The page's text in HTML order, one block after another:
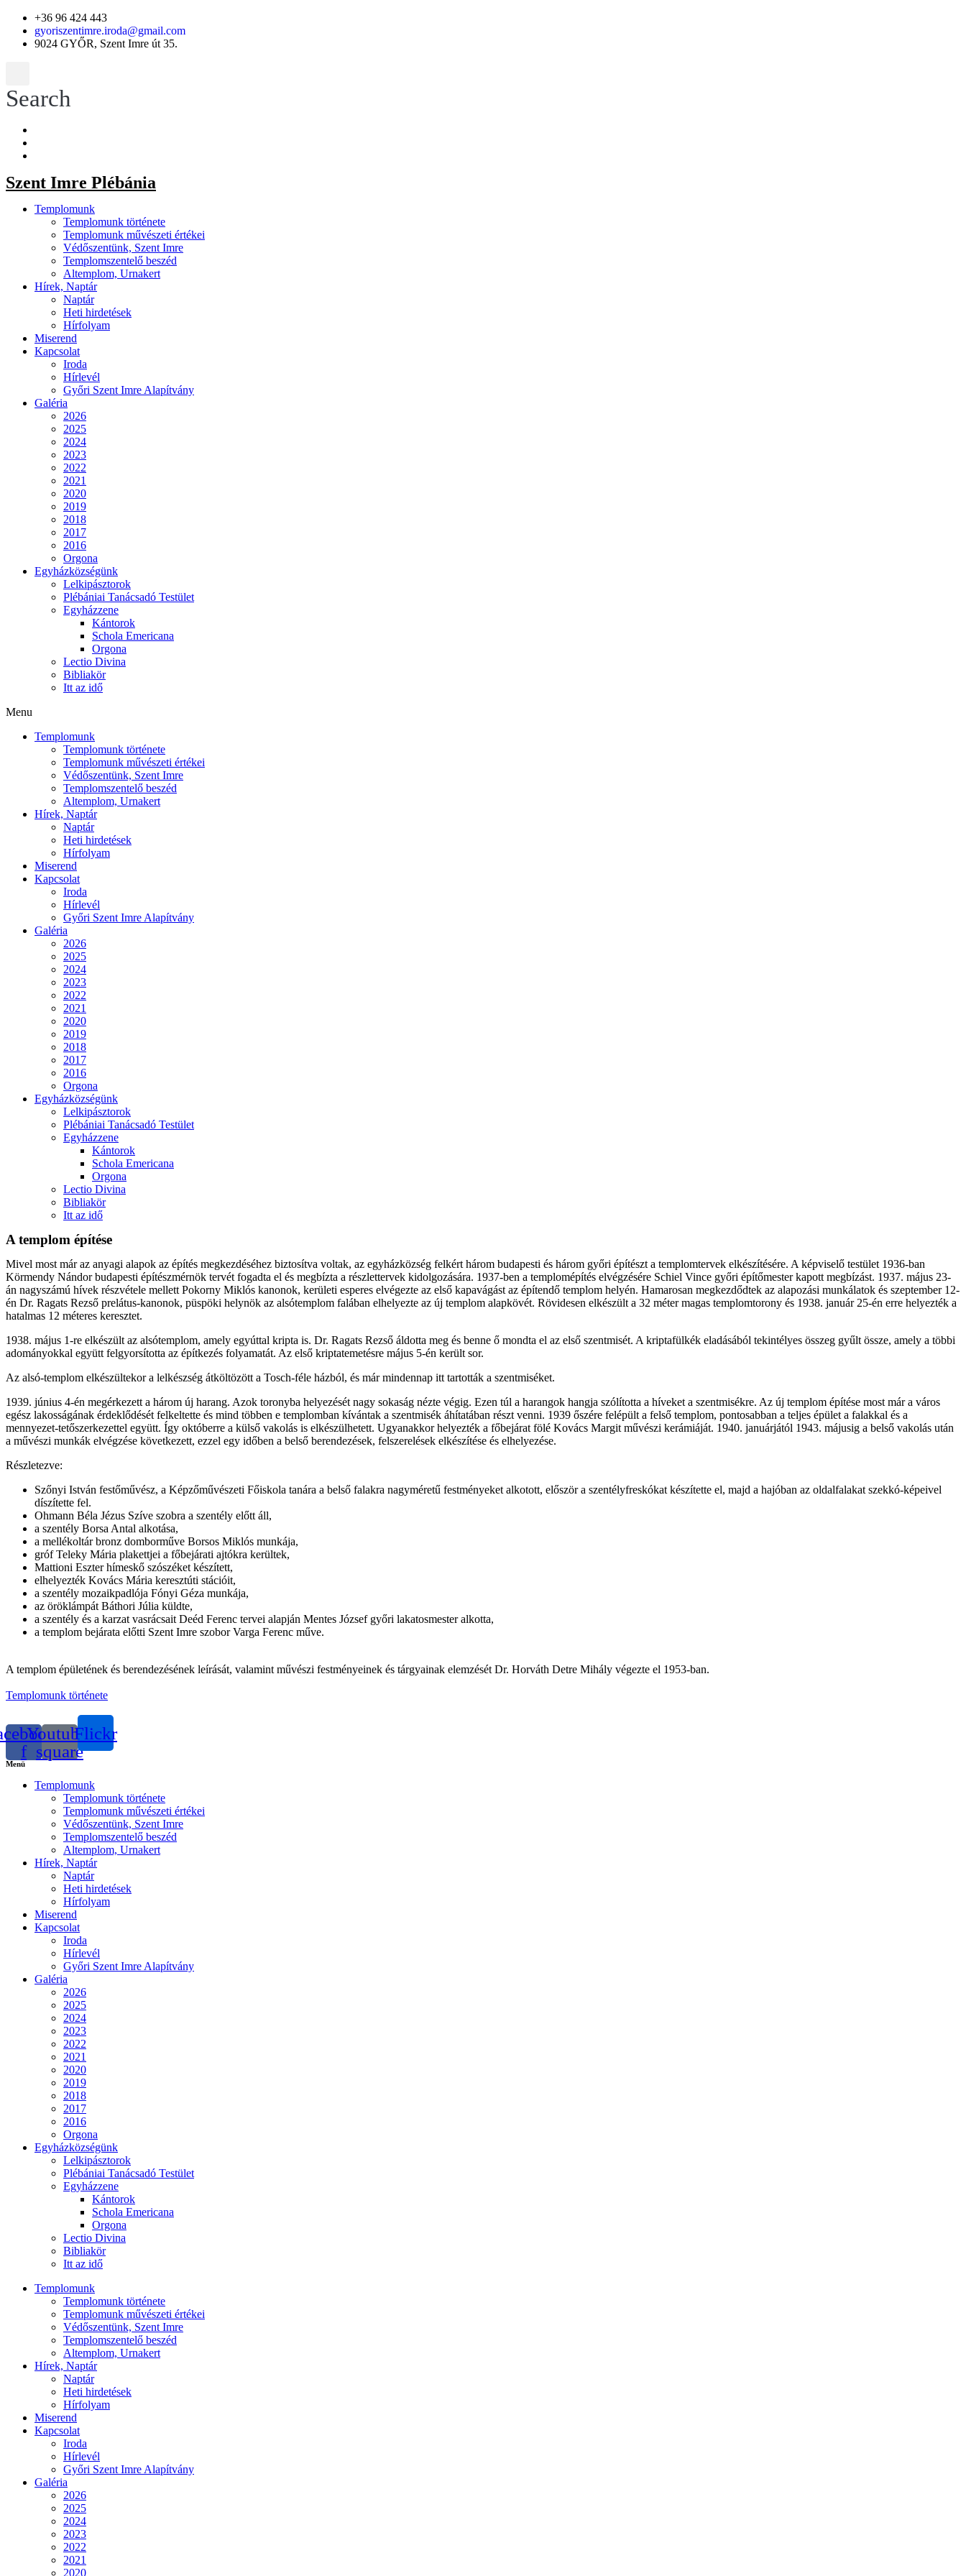
+36 96 424 443
gyoriszentimre.iroda@gmail.com
9024 GYŐR, Szent Imre út 35.
Search
Szent Imre Plébánia
Templomunk
Templomunk története
Templomunk művészeti értékei
Védőszentünk, Szent Imre
Templomszentelő beszéd
Altemplom, Urnakert
Hírek, Naptár
Naptár
Heti hirdetések
Hírfolyam
Miserend
Kapcsolat
Iroda
Hírlevél
Győri Szent Imre Alapítvány
Galéria
2026
2025
2024
2023
2022
2021
2020
2019
2018
2017
2016
Orgona
Egyházközségünk
Lelkipásztorok
Plébániai Tanácsadó Testület
Egyházzene
Kántorok
Schola Emericana
Orgona
Lectio Divina
Bibliakör
Itt az idő
Menu
Templomunk
Templomunk története
Templomunk művészeti értékei
Védőszentünk, Szent Imre
Templomszentelő beszéd
Altemplom, Urnakert
Hírek, Naptár
Naptár
Heti hirdetések
Hírfolyam
Miserend
Kapcsolat
Iroda
Hírlevél
Győri Szent Imre Alapítvány
Galéria
2026
2025
2024
2023
2022
2021
2020
2019
2018
2017
2016
Orgona
Egyházközségünk
Lelkipásztorok
Plébániai Tanácsadó Testület
Egyházzene
Kántorok
Schola Emericana
Orgona
Lectio Divina
Bibliakör
Itt az idő
A templom építése
Mivel most már az anyagi alapok az építés megkezdéséhez biztosítva voltak, az egyházközség felkért három budapesti és három győri építészt a templomtervek elkészítésére. A képviselő testület 1936-ban
Körmendy Nándor budapesti építészmérnök tervét fogadta el és megbízta a részlettervek kidolgozására. 1937-ben a templomépítés elvégzésére Schiel Vince győri építőmester kapott megbízást. 1937. május 23-
án nagyszámú hívek részvétele mellett Pokorny Miklós kanonok, kerületi esperes elvégezte az első kapavágást az építendő templom helyén. Hamarosan megkezdődtek az alapozási munkálatok és szeptember 12-
én Dr. Ragats Rezső prelátus-kanonok, püspöki helynök az alsótemplom falában elhelyezte az új templom alapkövét. Rövidesen elkészült a 32 méter magas templomtorony és 1938. január 25-én erre helyezték a
hatalmas 12 méteres keresztet.
1938. május 1-re elkészült az alsótemplom, amely egyúttal kripta is. Dr. Ragats Rezső áldotta meg és benne ő mondta el az első szentmisét. A kriptafülkék eladásából tekintélyes összeg gyűlt össze, amely a többi
adományokkal együtt felgyorsította az építkezés folyamatát. Az első kriptatemetésre május 5-én került sor.
Az alsó-templom elkészültekor a lelkészség átköltözött a Tosch-féle házból, és már mindennap itt tartották a szentmiséket.
1939. június 4-én megérkezett a három új harang. Azok toronyba helyezését nagy sokaság nézte végig. Ezen túl a harangok hangja szólította a híveket a szentmisékre. Az új templom építése most már a város
egész lakosságának érdeklődését felkeltette és mind többen e templomban kívántak a szentmisék áhítatában részt venni. 1939 őszére felépült a felső templom, pontosabban a teljes épület a falakkal és a
mennyezet-tetőszerkezettel együtt. Így októberre a külső vakolás is elkészülhetett. Ugyanakkor helyezték a főbejárat fölé Kovács Margit művészi kerámiáját. 1940. januárjától 1943. májusig a belső vakolás után
a művészi munkák elvégzése következett, ezzel egy időben a belső berendezések, felszerelések elkészítése és elhelyezése.
Részletezve:
Szőnyi István festőművész, a Képzőművészeti Főiskola tanára a belső falakra nagyméretű festményeket alkotott, először a szentélyfreskókat készítette el, majd a hajóban az oldalfalakat szekkó-képeivel
díszítette fel.
Ohmann Béla Jézus Szíve szobra a szentély előtt áll,
a szentély Borsa Antal alkotása,
a mellékoltár bronz domborműve Borsos Miklós munkája,
gróf Teleky Mária plakettjei a főbejárati ajtókra kerültek,
Mattioni Eszter hímeskő szószéket készített,
elhelyezték Kovács Mária keresztúti stációit,
a szentély mozaikpadlója Fónyi Géza munkája,
az öröklámpát Báthori Júlia küldte,
a szentély és a karzat vasrácsait Deéd Ferenc tervei alapján Mentes József győri lakatosmester alkotta,
a templom bejárata előtti Szent Imre szobor Varga Ferenc műve.
A templom épületének és berendezésének leírását, valamint művészi festményeinek és tárgyainak elemzését Dr. Horváth Detre Mihály végezte el 1953-ban.
Templomunk története
f
Youtube-
square
Flickr
Menü
Templomunk
Templomunk története
Templomunk művészeti értékei
Védőszentünk, Szent Imre
Templomszentelő beszéd
Altemplom, Urnakert
Hírek, Naptár
Naptár
Heti hirdetések
Hírfolyam
Miserend
Kapcsolat
Iroda
Hírlevél
Győri Szent Imre Alapítvány
Galéria
2026
2025
2024
2023
2022
2021
2020
2019
2018
2017
2016
Orgona
Egyházközségünk
Lelkipásztorok
Plébániai Tanácsadó Testület
Egyházzene
Kántorok
Schola Emericana
Orgona
Lectio Divina
Bibliakör
Itt az idő
Templomunk
Templomunk története
Templomunk művészeti értékei
Védőszentünk, Szent Imre
Templomszentelő beszéd
Altemplom, Urnakert
Hírek, Naptár
Naptár
Heti hirdetések
Hírfolyam
Miserend
Kapcsolat
Iroda
Hírlevél
Győri Szent Imre Alapítvány
Galéria
2026
2025
2024
2023
2022
2021
2020